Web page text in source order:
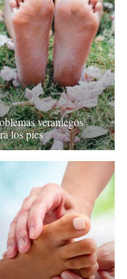
veraniegos
los pies